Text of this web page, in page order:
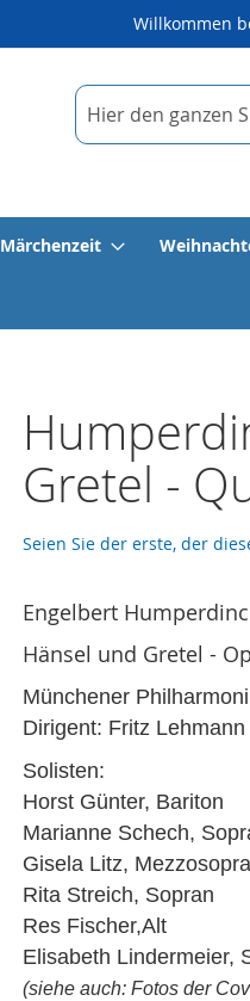
Willkommen
Suche
Märchenzeit
Gretel -
Seien Sie der erste, der
Engelbert
Hänsel und Gretel -
Münchener
Dirigent: Fritz Lehmann
Solisten:
Horst Günter, Bariton
Marianne Schech,
Gisela Litz,
Rita Streich, Sopran
Res Fischer,Alt
Elisabeth Lindermeier,
(siehe auch: Fotos der